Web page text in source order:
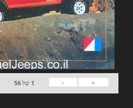
«
‹
1 של56